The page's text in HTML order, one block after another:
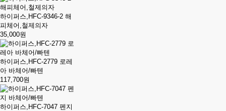
하이퍼스,HFC-9346-2 해
피체어,철제의자
35,000원
하이퍼스,HFC-2779 로레
아 바체어/빠텐
117,700원
하이퍼스,HFC-7047 펜지